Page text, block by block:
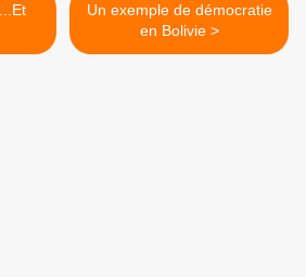
Un exemple de démocratie
en Bolivie >